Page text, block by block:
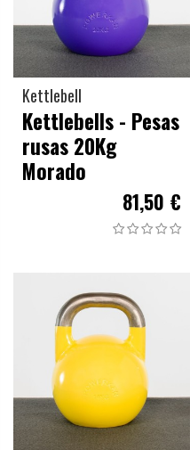
Kettlebell
Kettlebells - Pesas
rusas 20Kg
Morado
81,50 €